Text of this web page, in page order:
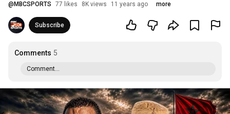
@ MBCSPORTS 77 likes 8K views 11 years ago more
Subscribe
Comments 5
Comment...